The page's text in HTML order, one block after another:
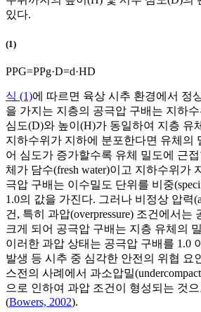
있다.
(1)
PPG=PPg·D=d·HD
식 (1)에 따르면 육상 시추 환경에서 정
을 가지는 지층의 공극압 구배는 지하
심도(D)와 높이(H)가 동일하여 지층 유
지하수위가 지하에 분포한다면 유체의
어 심도가 증가할수록 유체 밀도에 근
체가 담수(fresh water)이고 지하수위가
극압 구배는 이수밀도 단위를 비중
1.0의 값을 가진다. 그러나 비정상 압력
건, 특히 과압(overpressure) 조건에서는
크게 되어 공극압 구배는 지층 유체의
이러한 과압 상태는 공극압 구배를 1.0
발생 등 시추 중 심각한 안전의 위협 요
스전의 사례에서 과소압밀
으로 인하여 과압 조건이 형성되는 것
(Bowers, 2002).